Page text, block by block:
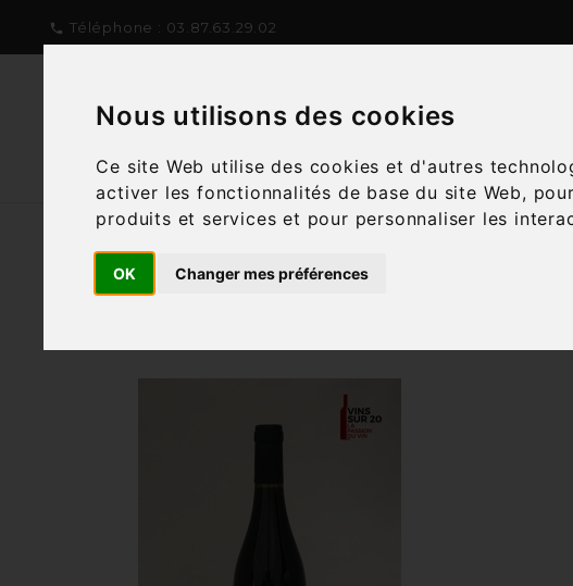
Nous utilisons des cookies
Ce site Web utilise des cookies et d'autres
activer les fonctionnalités de base du site Web,
produits et services et pour personnaliser les
OK Changer mes préférences
 Téléphone : 03.87.63.29.02
NOTRE CONCEPT NOTRE CATALOGUE
